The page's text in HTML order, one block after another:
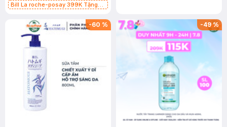
Bill La roche-posay 399K Tặng
(SL có hạn)
-60 % -49%